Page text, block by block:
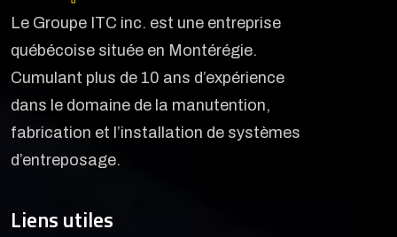
Le Groupe ITC inc. est une entreprise
québécoise située en Montérégie.
Cumulant plus de 10 ans d’expérience
dans le domaine de la manutention,
fabrication et l’installation de systèmes
d’entreposage.
Liens utiles